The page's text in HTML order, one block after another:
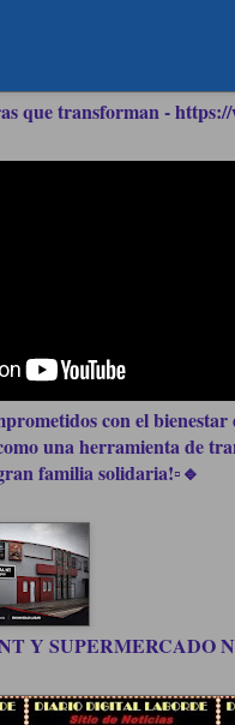
que transforman -
con el
una herramienta de
familia solidaria!▫️🔹
Y SUPERMERCADO